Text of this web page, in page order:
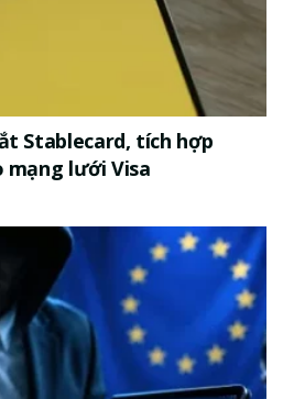
Stablecard, tích hợp
mạng lưới Visa